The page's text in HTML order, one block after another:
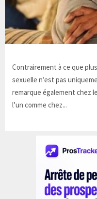
Contrairement à ce que
sexuelle n’est pas
remarque également chez
l’un comme chez...